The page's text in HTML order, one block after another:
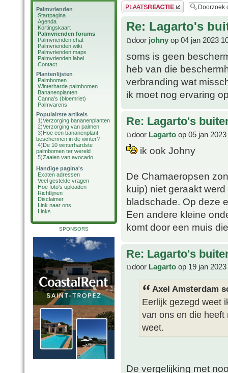
Palmvrienden
Startpagina
Agenda
Kortingskaart
Palmvrienden forums
Palmvrienden chat
Palmvrienden wiki
Palmvrienden maps
Palmvrienden label
Contact
Plantenlijsten
Palmbomen
Winterharde palmbomen
Bananenplanten
Canna's (bloemriet)
Palmvarens
Populairste artikels
1)Verzorging bananenplanten
2)Verzorging van palmen
3)Hoe een bananenplant
beschermen in de winter?
4)De 10 winterhardste
palmbomen ter wereld
5)Zaaien van avocado
Handige pagina's
Exoten adressen
Veel gestelde vragen
Hoe foto's uploaden
Richtlijnen
Disclaimer
Link naar ons
Links
SPONSORS
Plaats een reactie
Re: Lagarto's
door johny op 04 jan 2023
soms is geen
heb van die
verbranding wat
ik moet nog ervaring
Re: Lagarto's
door Lagarto op 05 jan
ik ook Johny
De Chamaeropsen
kuip) niet geraakt
bladschade. Op deze
Een andere kleine
komt door een muis
Re: Lagarto's
door Lagarto op 19 jan 2023
Axel Amsterdam
Eerlijk gezegd weet
van ons en die
weet.
De vergelijking met